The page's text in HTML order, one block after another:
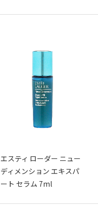
エスティ ローダー ニュー
ディメンション エキスパ
ート セラム 7ml